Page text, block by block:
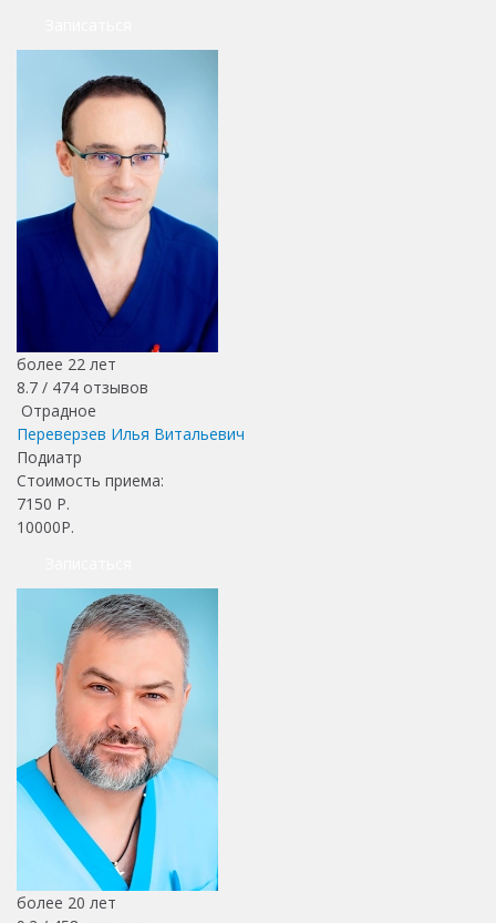
более 22 лет
8.7 / 474 отзывов
Отрадное
Переверзев Илья Витальевич
Подиатр
Стоимость приема:
7150 Р.
10000Р.
более 20 лет